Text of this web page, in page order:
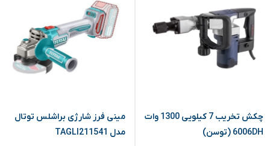
چکش تخریب 7 کیلویی 1300 وات
6006DH (توسن)
مینی فرز شارژی براشلس توتال
مدل TAGLI211541